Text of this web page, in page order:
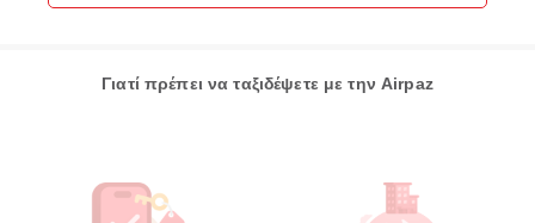
Γιατί πρέπει να ταξιδέψετε με την Airpaz